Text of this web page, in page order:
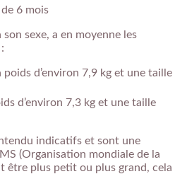
6 mois
son sexe, a en moyenne les
poids d’environ 7,9 kg et une taille
d’environ 7,3 kg et une taille
indicatifs et sont une
(Organisation mondiale de la
être plus petit ou plus grand, cela